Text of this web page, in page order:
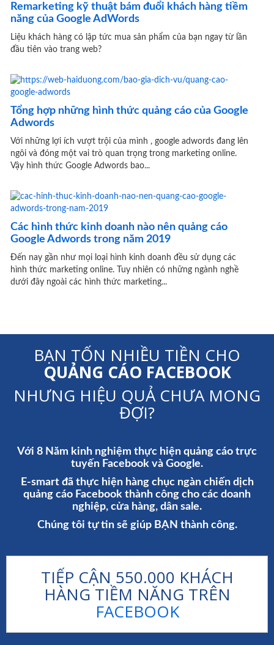
Remarketing kỹ thuật bám đuổi khách hàng tiềm
năng của Google AdWords
Liệu khách hàng có lập tức mua sản phẩm của bạn ngay từ lần
đầu tiên vào trang web?
Tổng hợp những hình thức quảng cáo của Google
Adwords
Với những lợi ích vượt trội của mình , google adwords đang lên
ngôi và đóng một vai trò quan trọng trong marketing online.
Vậy hình thức Google Adwords bao...
Các hình thức kinh doanh nào nên quảng cáo
Google Adwords trong năm 2019
Đến nay gần như mọi loại hình kinh doanh đều sử dụng các
hình thức marketing online. Tuy nhiên có những ngành nghề
dưới đây ngoài các hình thức marketing...
BẠN TỐN NHIỀU TIỀN CHO
QUẢNG CÁO FACEBOOK
NHƯNG HIỆU QUẢ CHƯA MONG
ĐỢI?
Với 8 Năm kinh nghiệm thực hiện quảng cáo trực
tuyến Facebook và Google.
E-smart đã thực hiện hàng chục ngàn chiến dịch
quảng cáo Facebook thành công cho các doanh
nghiệp, cửa hàng, dân sale.
Chúng tôi tự tin sẽ giúp BẠN thành công.
TIẾP CẬN 550.000 KHÁCH
HÀNG TIỀM NĂNG TRÊN
FACEBOOK